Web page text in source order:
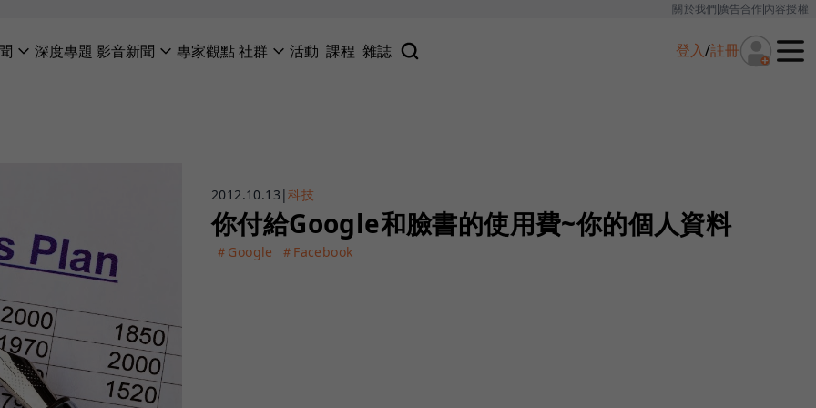
關於我們廣告合作內容授權
深度專題 影音新聞 專家觀點社群 活動 課程 雜誌 登入/註冊
2012.10.13 |科技
你付給Google和臉書的使用費~你的個人資料
＃Google ＃Facebook